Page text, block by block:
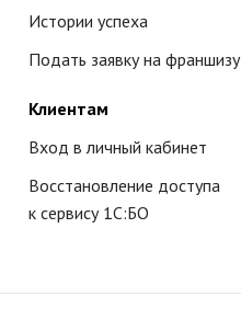
Истории успеха
Подать заявку на франшизу
Клиентам
Вход в личный кабинет
Восстановление доступа
к сервису 1С:БО